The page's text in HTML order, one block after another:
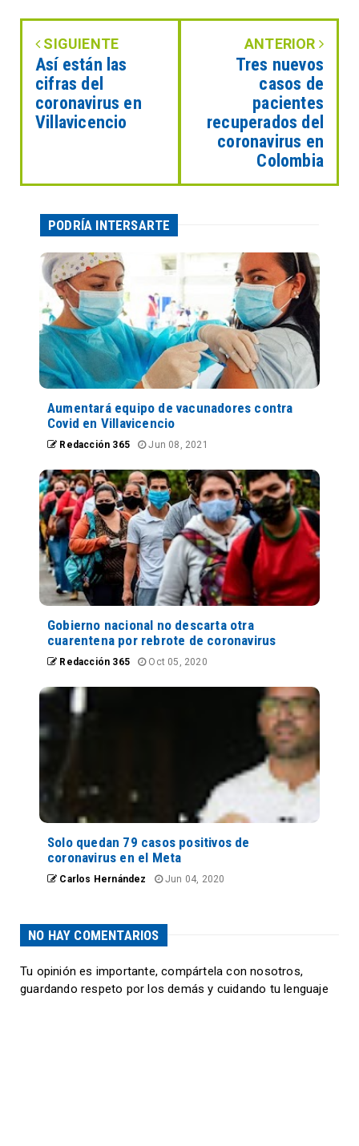
SIGUIENTE
Así están las
cifras del
coronavirus en
Villavicencio
ANTERIOR
Tres nuevos
casos de
pacientes
recuperados del
coronavirus en
Colombia
PODRÍA INTERSARTE
Aumentará equipo de vacunadores contra
Covid en Villavicencio
Redacción 365 Jun 08, 2021
Gobierno nacional no descarta otra
cuarentena por rebrote de coronavirus
Redacción 365 Oct 05, 2020
Solo quedan 79 casos positivos de
coronavirus en el Meta
Carlos Hernández Jun 04, 2020
NO HAY COMENTARIOS
Tu opinión es importante, compártela con nosotros,
guardando respeto por los demás y cuidando tu lenguaje